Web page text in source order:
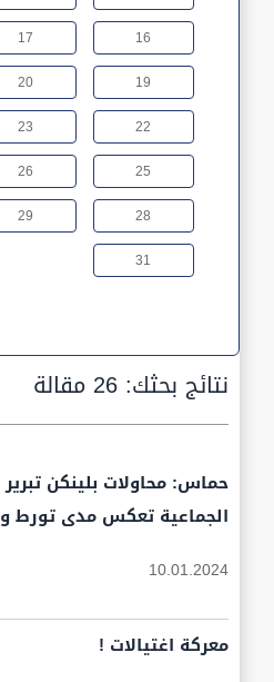
16
17
19
20
22
23
25
26
28
29
31
نتائج بحثك:26 مقالة
حماس: محاولات بلينكن تبرير
الجماعية تعكس مدى تورط
10.01.2024
معركة اغتيالات !